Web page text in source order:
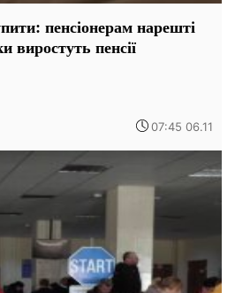
пенсіонерам нарешті
виростуть пенсії
07:45 06.11